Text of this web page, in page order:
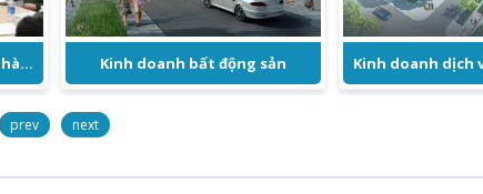
Đào tạo quản lý vận hành nhà chung cư Kinh doanh bất động sản
prev next